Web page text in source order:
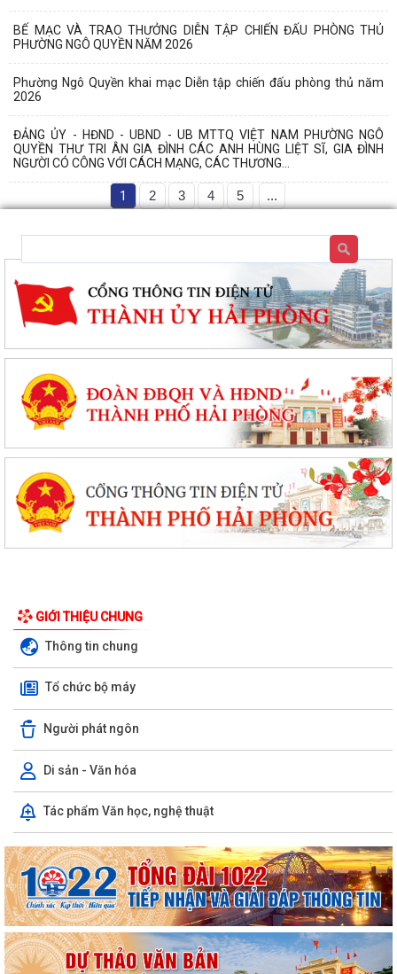
BẾ MẠC VÀ TRAO THƯỞNG DIỄN TẬP CHIẾN ĐẤU PHÒNG THỦ
PHƯỜNG NGÔ QUYỀN NĂM 2026
Phường Ngô Quyền khai mạc Diễn tập chiến đấu phòng thủ năm
2026
ĐẢNG ỦY - HĐND - UBND - UB MTTQ VIỆT NAM PHƯỜNG NGÔ
QUYỀN THƯ TRI ÂN GIA ĐÌNH CÁC ANH HÙNG LIỆT SĨ, GIA ĐÌNH
NGƯỜI CÓ CÔNG VỚI CÁCH MẠNG, CÁC THƯƠNG...
1 2 3 4 5 ...
GIỚI THIỆU CHUNG
Thông tin chung
Tổ chức bộ máy
Người phát ngôn
Di sản - Văn hóa
Tác phẩm Văn học, nghệ thuật
PHƯỜNG NGÔ QUYỀN THÔNG TIN VỀ VỤ CHÁY TẠI ĐƯỜNG TRẦN
KHÁNH DƯ
DANH SÁCH ĐĂNG KÝ KINH DOANH THÁNG 7/2026
Phường Ngô Quyền trao tặng sách giáo khoa, đồng phục cho 307 học
sinh có hoàn cảnh khó khăn trước...